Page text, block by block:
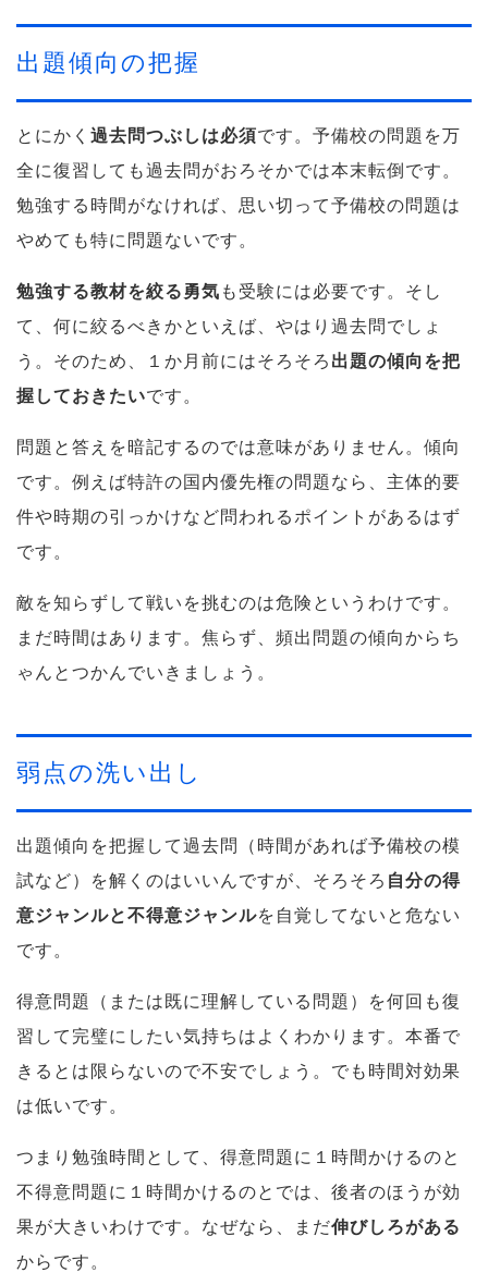
出題傾向の把握
とにかく 過去問つぶしは必須です。予備校の問題を万
全に復習しても過去問がおろそかでは本末転倒です。
勉強する時間がなければ、思い切って予備校の問題は
やめても特に問題ないです。
勉強する教材を絞る勇気 も受験には必要です。そし
て、何に絞るべきかといえば、やはり過去問でしょ
う。そのため、１か月前にはそろそろ 出題の傾向を把
握しておきたいです。
問題と答えを暗記するのでは意味がありません。傾向
です。例えば特許の国内優先権の問題なら、主体的要
件や時期の引っかけなど問われるポイントがあるはず
です。
敵を知らずして戦いを挑むのは危険というわけです。
まだ時間はあります。焦らず、頻出問題の傾向からち
ゃんとつかんでいきましょう。
弱点の洗い出し
出題傾向を把握して過去問（時間があれば予備校の模
試など）を解くのはいいんですが、そろそろ 自分の得
意ジャンルと不得意ジャンルを自覚してないと危ない
です。
得意問題（または既に理解している問題）を何回も復
習して完璧にしたい気持ちはよくわかります。本番で
きるとは限らないので不安でしょう。でも時間対効果
は低いです。
つまり勉強時間として、得意問題に１時間かけるのと
不得意問題に１時間かけるのとでは、後者のほうが効
果が大きいわけです。なぜなら、まだ伸びしろがある
からです。